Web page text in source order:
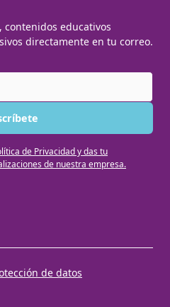
contenidos educativos
directamente en tu correo.
de Privacidad y das tu
de nuestra empresa.
de datos